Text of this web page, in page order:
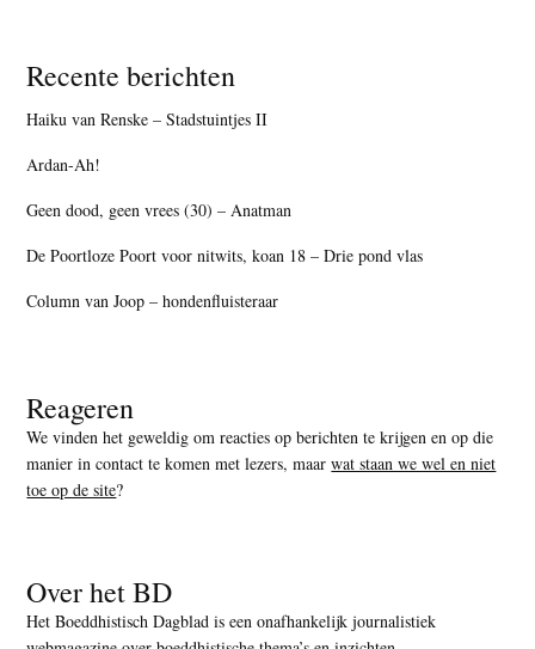
Recente berichten
Haiku van Renske – Stadstuintjes II
Ardan-Ah!
Geen dood, geen vrees (30) – Anatman
De Poortloze Poort voor nitwits, koan 18 – Drie pond vlas
Column van Joop – hondenfluisteraar
Reageren
We vinden het geweldig om reacties op berichten te krijgen en op die
manier in contact te komen met lezers, maarwat staan we wel en niet
toe op de site?
Over het BD
Het Boeddhistisch Dagblad is een onafhankelijk journalistiek